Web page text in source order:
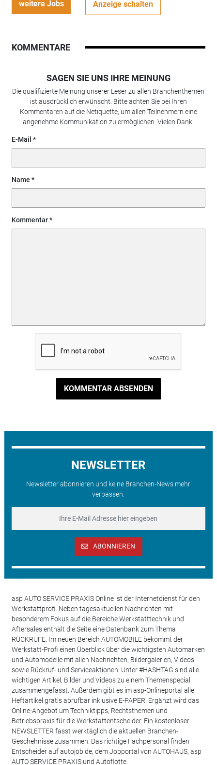
weitere Jobs Anzeige schalten
KOMMENTARE
SAGEN SIE UNS IHRE MEINUNG
Die qualifizierte Meinung unserer Leser zu allen Branchenthemen
ist ausdrücklich erwünscht. Bitte achten Sie bei Ihren
Kommentaren auf die Netiquette, um allen Teilnehmern eine
angenehme Kommunikation zu ermöglichen. Vielen Dank!
E-Mail
Name
Kommentar
KOMMENTAR ABSENDEN
NEWSLETTER
Newsletter abonnieren und keine Branchen-News mehr
verpassen.
ABONNIEREN
asp AUTO SERVICE PRAXIS Online ist der Internetdienst für den
Werkstattprofi. Neben tagesaktuellen Nachrichten mit
besonderem Fokus auf die Bereiche Werkstatttechnik und
Aftersales enthält die Seite eine Datenbank zum Thema
RÜCKRUFE. Im neuen Bereich AUTOMOBILE bekommt der
Werkstatt-Profi einen Überblick über die wichtigsten Automarken
und Automodelle mit allen Nachrichten, Bildergalerien, Videos
sowie Rückruf- und Serviceaktionen. Unter #HASHTAG sind alle
wichtigen Artikel, Bilder und Videos zu einem Themenspecial
zusammengefasst. Außerdem gibt es im asp-Onlineportal alle
Heftartikel gratis abrufbar inklusive E-PAPER. Ergänzt wird das
Online-Angebot um Techniktipps, Rechtsthemen und
Betriebspraxis für die Werkstattentscheider. Ein kostenloser
NEWSLETTER fasst werktäglich die aktuellen Branchen-
Geschehnisse zusammen. Das richtige Fachpersonal finden
Entscheider auf autojob.de, dem Jobportal von AUTOHAUS, asp
AUTO SERVICE PRAXIS und Autoflotte.